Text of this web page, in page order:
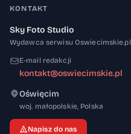
KONTAKT
Sky Foto Studio
Wydawca serwisu Oswiecimskie.pl
E-mail redakcji
kontakt@oswiecimskie.pl
Oświęcim
woj. małopolskie, 32-600
Polska
Napisz do nas